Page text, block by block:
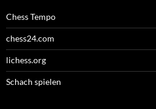
Chess Tempo
chess24.com
lichess.org
Schach spielen